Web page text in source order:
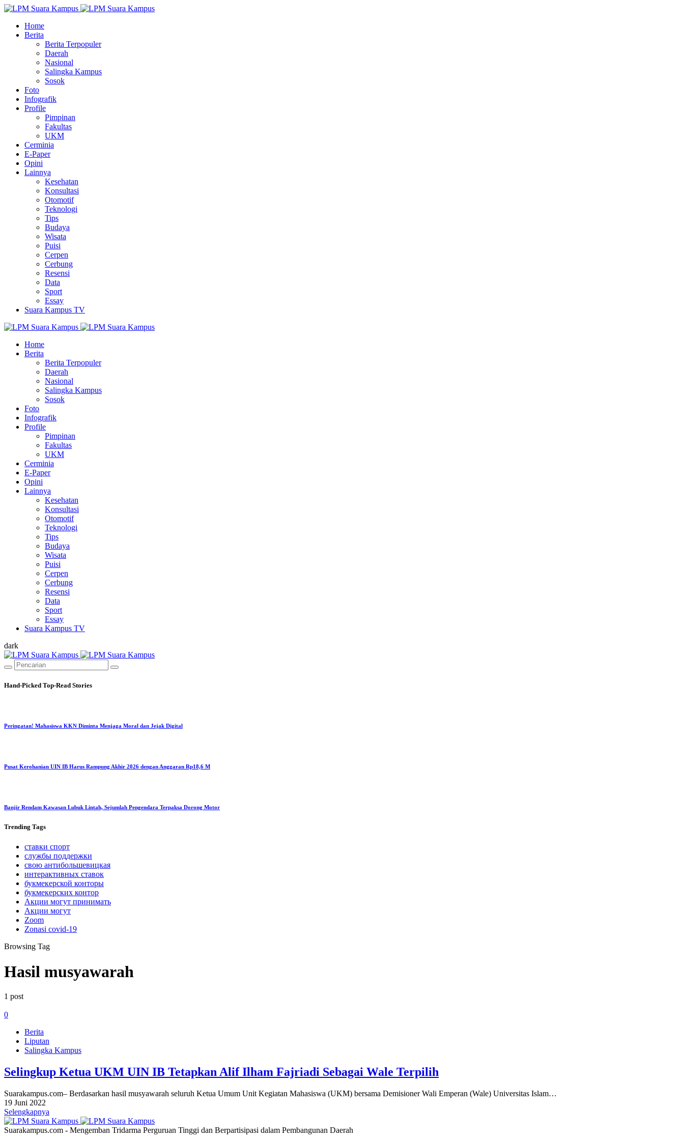
Home
Berita
Berita Terpopuler
Daerah
Nasional
Salingka Kampus
Sosok
Foto
Infografik
Profile
Pimpinan
Fakultas
UKM
Cerminia
E-Paper
Opini
Lainnya
Kesehatan
Konsultasi
Otomotif
Teknologi
Tips
Budaya
Wisata
Puisi
Cerpen
Cerbung
Resensi
Data
Sport
Essay
Suara Kampus TV
Home
Berita
Berita Terpopuler
Daerah
Nasional
Salingka Kampus
Sosok
Foto
Infografik
Profile
Pimpinan
Fakultas
UKM
Cerminia
E-Paper
Opini
Lainnya
Kesehatan
Konsultasi
Otomotif
Teknologi
Tips
Budaya
Wisata
Puisi
Cerpen
Cerbung
Resensi
Data
Sport
Essay
Suara Kampus TV
dark
Hand-Picked Top-Read Stories
Peringatan! Mahasiswa KKN Diminta Menjaga Moral dan Jejak Digital
Pusat Kerohanian UIN IB Harus Rampung Akhir 2026 dengan Anggaran Rp18,6 M
Banjir Rendam Kawasan Lubuk Lintah, Sejumlah Pengendara Terpaksa Dorong Motor
Trending Tags
ставки спорт
службы поддержки
свою антибольшевицкая
интерактивных ставок
букмекерской конторы
букмекерских контор
Акции могут принимать
Акции могут
Zoom
Zonasi covid-19
Browsing Tag
Hasil musyawarah
1 post
0
Berita
Liputan
Salingka Kampus
Selingkup Ketua UKM UIN IB Tetapkan Alif Ilham Fajriadi Sebagai Wale Terpilih
Suarakampus.com– Berdasarkan hasil musyawarah seluruh Ketua Umum Unit Kegiatan Mahasiswa (UKM) bersama Demisioner Wali Emperan (Wale) Universitas Islam…
19 Juni 2022
Selengkapnya
Suarakampus.com - Mengemban Tridarma Perguruan Tinggi dan Berpartisipasi dalam Pembangunan Daerah